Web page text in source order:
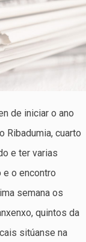
de iniciar o ano
Ribadumia, cuarto
e ter varias
e o encontro
semana os
quintos da
sitúanse na